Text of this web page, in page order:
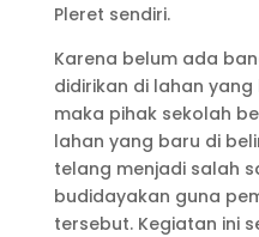
Pleret sendiri.
Karena belum ada
didirikan di lahan
maka pihak sekolah
lahan yang baru di
telang menjadi salah
budidayakan guna
tersebut. Kegiatan ini